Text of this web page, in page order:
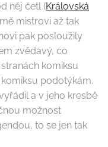
něj četl (Královská
mistrovi až tak
pak posloužily
zvědavý, co
komiksu
podotýkám.
a v jeho kresbě
možnost
to se jen tak